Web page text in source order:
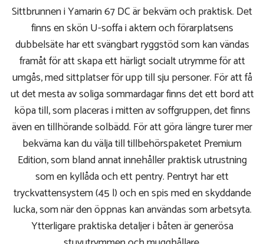
Sittbrunnen i Yamarin 67 DC är bekväm och praktisk. Det
finns en skön U-soffa i aktern och förarplatsens
dubbelsäte har ett svängbart ryggstöd som kan vändas
framåt för att skapa ett härligt socialt utrymme för att
umgås, med sittplatser för upp till sju personer. För att få
ut det mesta av soliga sommardagar finns det ett bord att
köpa till, som placeras i mitten av soffgruppen, det finns
även en tillhörande solbädd. För att göra längre turer mer
bekväma kan du välja till tillbehörspaketet Premium
Edition, som bland annat innehåller praktisk utrustning
som en kyllåda och ett pentry. Pentryt har ett
tryckvattensystem (45 l) och en spis med en skyddande
lucka, som när den öppnas kan användas som arbetsyta.
Ytterligare praktiska detaljer i båten är generösa